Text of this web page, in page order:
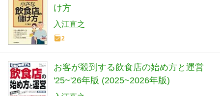
け方
入江直之
2
お客が殺到する飲食店の始め方と運営
'25~'26年版 (2025~2026年版)